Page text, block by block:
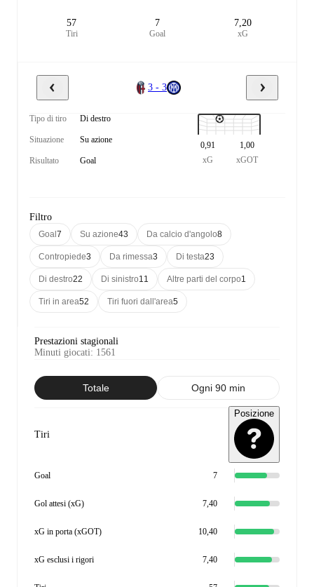
57
Tiri
7
Goal
7,20
xG
3 - 3
Tipo di tiro Di destro
Situazione Su azione
Risultato Goal
0,91
xG
1,00
xGOT
Filtro
Goal7 Su azione43 Da calcio d'angolo8
Contropiede3 Da rimessa3 Di testa23
Di destro22 Di sinistro11 Altre parti del corpo1
Tiri in area52 Tiri fuori dall'area5
Prestazioni stagionali
Minuti giocati: 1561
Totale Ogni 90 min
Tiri
Posizione
Goal 7
Gol attesi (xG) 7,40
xG in porta (xGOT) 10,40
xG esclusi i rigori 7,40